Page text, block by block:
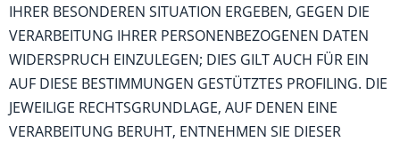
IHRER BESONDEREN SITUATION ERGEBEN, GEGEN DIE
VERARBEITUNG IHRER PERSONENBEZOGENEN DATEN
WIDERSPRUCH EINZULEGEN; DIES GILT AUCH FÜR EIN
AUF DIESE BESTIMMUNGEN GESTÜTZTES PROFILING. DIE
JEWEILIGE RECHTSGRUNDLAGE, AUF DENEN EINE
VERARBEITUNG BERUHT, ENTNEHMEN SIE DIESER